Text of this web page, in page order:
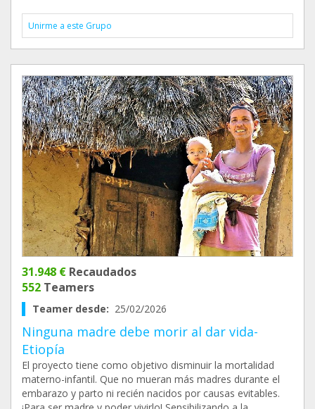
Unirme a este Grupo
31.948 € Recaudados
552 Teamers
Teamer desde: 25/02/2026
Ninguna madre debe morir al dar vida-
Etiopía
El proyecto tiene como objetivo disminuir la mortalidad
materno-infantil. Que no mueran más madres durante el
embarazo y parto ni recién nacidos por causas evitables.